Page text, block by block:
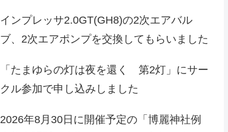
インプレッサ2.0GT(GH8)の2次エアバル
ブ、2次エアポンプを交換してもらいました
「たまゆらの灯は夜を還く 第2灯」にサー
クル参加で申し込みしました
2026年8月30日に開催予定の「博麗神社例